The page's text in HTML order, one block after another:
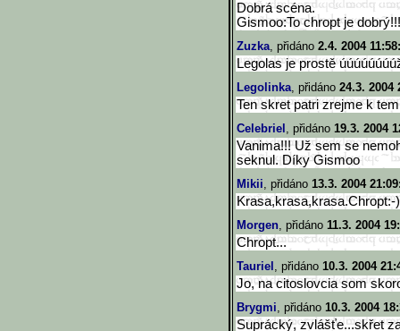
Dobrá scéna.
Gismoo:To chropt je dobrý!!!
Zuzka, přidáno 2.4. 2004
Legolas je prostě
Legolinka, přidáno 24.3. 2004
Ten skret patri zrejme k
Celebriel , přidáno 19.3. 2004
Vanima!!! Už sem se
seknul. Díky Gismoo
Mikii, přidáno 13.3. 2004
Krasa,krasa,krasa.Chropt:-)
Morgen, přidáno 11.3. 2004
Chropt...
Tauriel , přidáno 10.3. 2004
Jo, na citoslovcia som
Brygmi, přidáno 10.3. 2004
Suprácký, zvlášťe...skřet